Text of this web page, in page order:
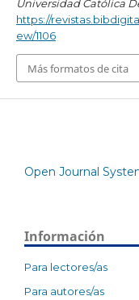
Universidad Católica
https://
ew/1106
Más formatos de cita
Open Journal
Información
Para lectores/as
Para autores/as